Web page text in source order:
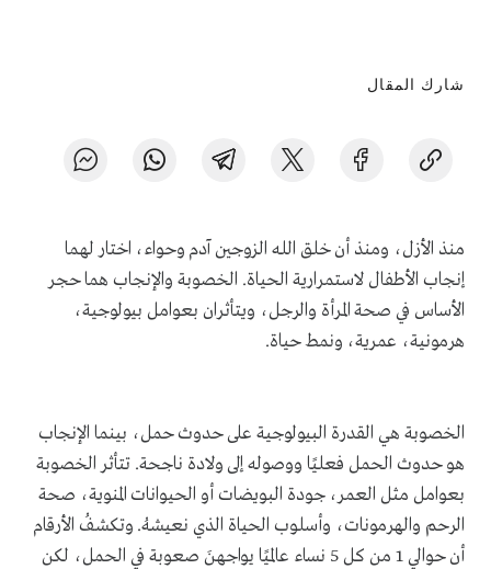
شارك المقال
منذ الأزل، ومنذ أن خلق الله الزوجين آدم وحواء، اختار لهما
إنجاب الأطفال لاستمرارية الحياة. الخصوبة والإنجاب هما حجر
الأساس في صحة المرأة والرجل، ويتأثران بعوامل بيولوجية،
هرمونية، عمرية، ونمط حياة.
الخصوبة هي القدرة البيولوجية على حدوث حمل، بينما الإنجاب
هو حدوث الحمل فعليًا ووصوله إلى ولادة ناجحة. تتأثر الخصوبة
بعوامل مثل العمر، جودة البويضات أو الحيوانات المنوية، صحة
الرحم والهرمونات، وأسلوب الحياة الذي نعيشهُ. وتكشفُ الأرقام
أن حوالي 1 من كل 5 نساء عالميًا يواجهنَ صعوبة في الحمل، لكن